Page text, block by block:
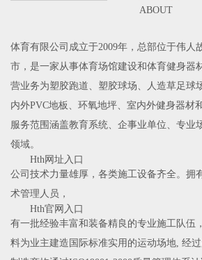
ABOUT
体育有限公司成立于2009年，总部位于伟人
市，是一家从事体育场馆建设和体育健身器
营业务为塑胶跑道、塑胶球场、人造草足球
内外PVC地板、环氧地坪、室内外健身器材
服务范围涵盖教育系统、企事业单位、专业
领域。
Hth网址入口
公司技术力量雄厚，各类施工设备齐全。拥
术管理人员，
Hth官网入口
有一批经验丰富和装备精良的专业施工队伍
料为业主建造国际标准实用的运动场地, 经